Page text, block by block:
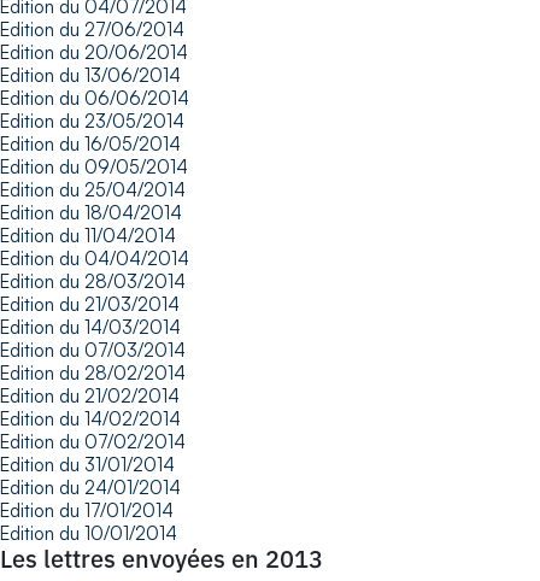
Edition du 04/07/2014
Edition du 27/06/2014
Edition du 20/06/2014
Edition du 13/06/2014
Edition du 06/06/2014
Edition du 23/05/2014
Edition du 16/05/2014
Edition du 09/05/2014
Edition du 25/04/2014
Edition du 18/04/2014
Edition du 11/04/2014
Edition du 04/04/2014
Edition du 28/03/2014
Edition du 21/03/2014
Edition du 14/03/2014
Edition du 07/03/2014
Edition du 28/02/2014
Edition du 21/02/2014
Edition du 14/02/2014
Edition du 07/02/2014
Edition du 31/01/2014
Edition du 24/01/2014
Edition du 17/01/2014
Edition du 10/01/2014
Les lettres envoyées en 2013